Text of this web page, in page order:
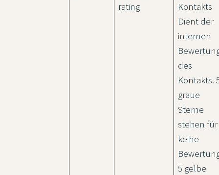
rating
Kontakts
Dient der
internen
des
Kontakts.
graue
Sterne
stehen für
keine
5 gelbe